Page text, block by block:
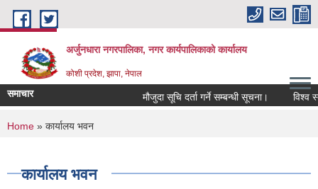
Skip to main content
अर्जुनधारा नगरपालिका, नगर कार्यपालिकाको कार्यालय
कोशी प्रदेश, झापा, नेपाल
समाचार मौजुदा सूचि दर्ता गर्ने सम्बन्धी सूचना। विश्व
You are here
Home » कार्यालय भवन
कार्यालय भवन